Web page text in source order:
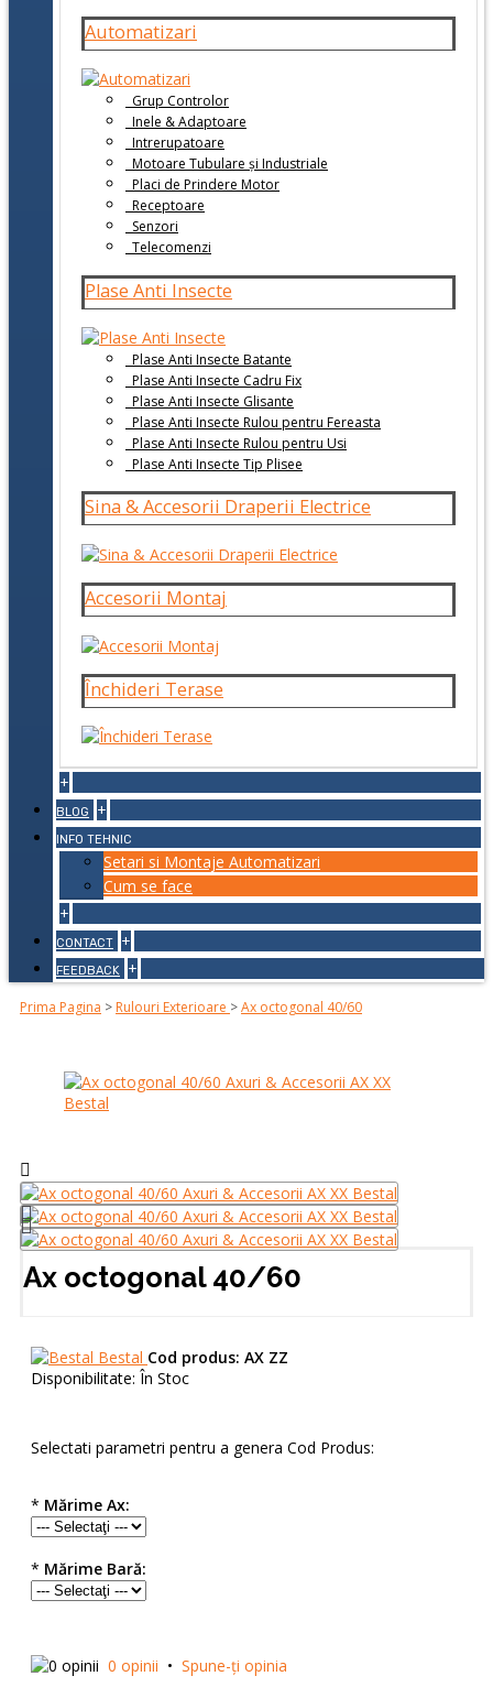
Automatizari
Grup Controlor
Inele & Adaptoare
Intrerupatoare
Motoare Tubulare și Industriale
Placi de Prindere Motor
Receptoare
Senzori
Telecomenzi
Plase Anti Insecte
Plase Anti Insecte Batante
Plase Anti Insecte Cadru Fix
Plase Anti Insecte Glisante
Plase Anti Insecte Rulou pentru Fereasta
Plase Anti Insecte Rulou pentru Usi
Plase Anti Insecte Tip Plisee
Sina & Accesorii Draperii Electrice
Accesorii Montaj
Închideri Terase
+
BLOG +
INFO TEHNIC
Setari si Montaje Automatizari
Cum se face
+
CONTACT +
FEEDBACK +
Prima Pagina > Rulouri Exterioare >Ax octogonal 40/60
Ax octogonal 40/60
Bestal Cod produs: AX ZZ
Disponibilitate: În Stoc
Selectati parametri pentru a genera Cod Produs:
* Mărime Ax:
* Mărime Bară:
0 opinii • Spune-ţi opinia